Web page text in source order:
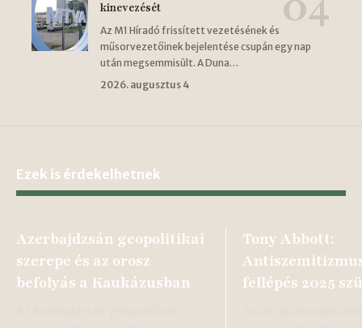
kinevezését
Az M1 Híradó frissített vezetésének és
műsorvezetőinek bejelentése csupán egy nap
után megsemmisült. A Duna…
2026. augusztus 4
Ezek is érdekelhetnek
Azerbajdzsán geopolitikai
szerepe és az orosz
befolyás a Kaukázusban
Tony Abbott:
fellépés 2025